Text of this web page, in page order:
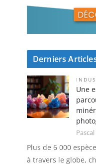
Derniers
Une
Plus de 6 000
à travers le globe,